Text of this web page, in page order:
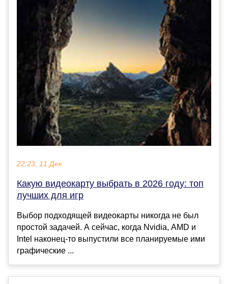
22:23, 11 Дек
Какую видеокарту выбрать в 2026 году: топ
лучших для игр
Выбор подходящей видеокарты никогда не был
простой задачей. А сейчас, когда Nvidia, AMD и
Intel наконец-то выпустили все планируемые ими
графические ...